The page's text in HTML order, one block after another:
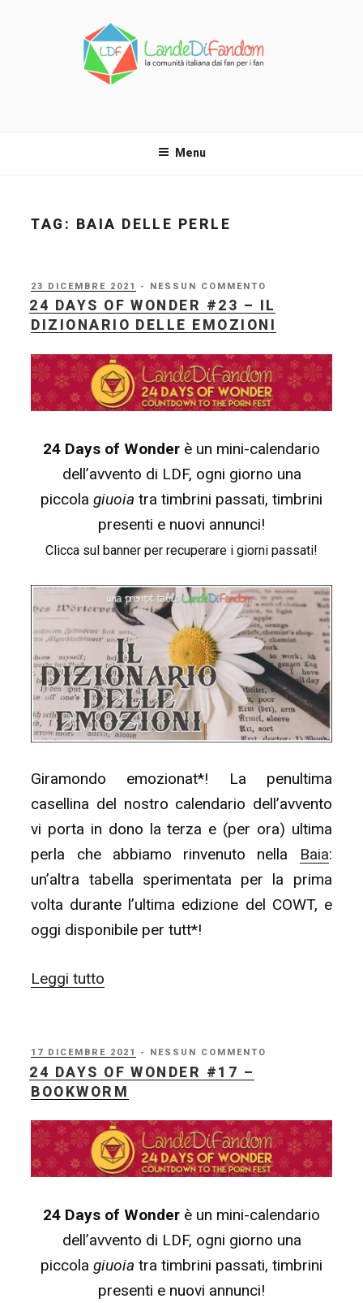
Menu
TAG: BAIA DELLE PERLE
PUBBLICATO
IL
23 DICEMBRE 2021 - NESSUN COMMENTO
24 DAYS OF WONDER #23 – IL
DIZIONARIO DELLE EMOZIONI
24 Days of Wonder è un mini-calendario
dell’avvento di LDF, ogni giorno una
piccola giuoia tra timbrini passati, timbrini
presenti e nuovi annunci!
Clicca sul banner per recuperare i giorni passati!
Giramondo emozionat*! La penultima
casellina del nostro calendario dell’avvento
vi porta in dono la terza e (per ora) ultima
perla che abbiamo rinvenuto nella
Baia:
un’altra tabella sperimentata per la prima
volta durante l’ultima edizione del COWT, e
oggi disponibile per tutt*!
Leggi tutto
Wonder
#23
–
Il
dizionario
delle
emozioni”
PUBBLICATO
IL
17 DICEMBRE 2021 - NESSUN COMMENTO
24 DAYS OF WONDER #17 –
BOOKWORM
24 Days of Wonder è un mini-calendario
dell’avvento di LDF, ogni giorno una
piccola giuoia tra timbrini passati, timbrini
presenti e nuovi annunci!